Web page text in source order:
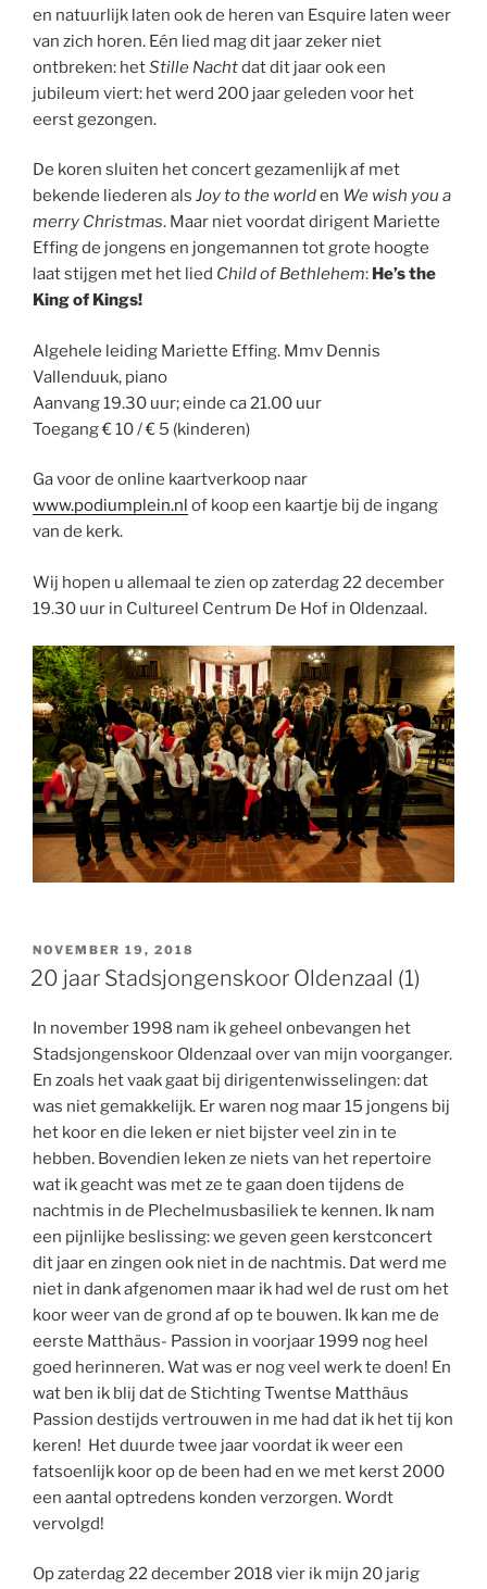
en natuurlijk laten ook de heren van Esquire laten weer
van zich horen. Eén lied mag dit jaar zeker niet
ontbreken: hetStille Nachtdat dit jaar ook een
jubileum viert: het werd 200 jaar geleden voor het
eerst gezongen.
De koren sluiten het concert gezamenlijk af met
bekende liederen als Joy to the worlden We wish you a
merry Christmas. Maar niet voordat dirigent Mariette
Effing de jongens en jongemannen tot grote hoogte
laat stijgen met het lied Child of Bethlehem: He’s the
King of Kings!
Algehele leiding Mariette Effing. Mmv Dennis
Vallenduuk, piano
Aanvang 19.30 uur; einde ca 21.00 uur
Toegang € 10 / € 5 (kinderen)
Ga voor de online kaartverkoop naar
www.podiumplein.nl of koop een kaartje bij de ingang
van de kerk.
Wij hopen u allemaal te zien op zaterdag 22 december
19.30 uur in Cultureel Centrum De Hof in Oldenzaal.
GEPLAATST
OP
NOVEMBER 19, 2018
20 jaar Stadsjongenskoor Oldenzaal (1)
In november 1998 nam ik geheel onbevangen het
Stadsjongenskoor Oldenzaal over van mijn voorganger.
En zoals het vaak gaat bij dirigentenwisselingen: dat
was niet gemakkelijk. Er waren nog maar 15 jongens bij
het koor en die leken er niet bijster veel zin in te
hebben. Bovendien leken ze niets van het repertoire
wat ik geacht was met ze te gaan doen tijdens de
nachtmis in de Plechelmusbasiliek te kennen. Ik nam
een pijnlijke beslissing: we geven geen kerstconcert
dit jaar en zingen ook niet in de nachtmis. Dat werd me
niet in dank afgenomen maar ik had wel de rust om het
koor weer van de grond af op te bouwen. Ik kan me de
eerste Matthäus- Passion in voorjaar 1999 nog heel
goed herinneren. Wat was er nog veel werk te doen! En
wat ben ik blij dat de Stichting Twentse Matthäus
Passion destijds vertrouwen in me had dat ik het tij kon
keren! Het duurde twee jaar voordat ik weer een
fatsoenlijk koor op de been had en we met kerst 2000
een aantal optredens konden verzorgen. Wordt
vervolgd!
Op zaterdag 22 december 2018 vier ik mijn 20 jarig